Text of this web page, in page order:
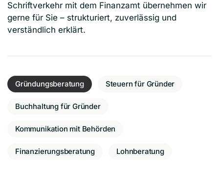
Schriftverkehr mit dem Finanzamt übernehmen wir
gerne für Sie – strukturiert, zuverlässig und
verständlich erklärt.
Gründungsberatung Steuern für Gründer
Buchhaltung für Gründer
Kommunikation mit Behörden
Finanzierungsberatung Lohnberatung